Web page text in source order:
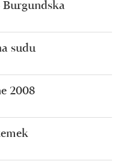
Burgundska
sudu
2008